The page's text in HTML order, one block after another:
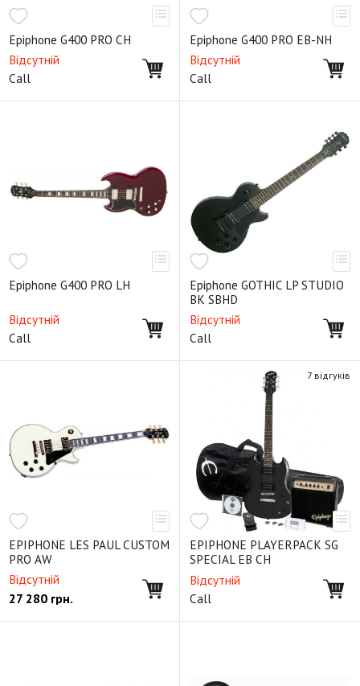
Epiphone G400 PRO CH
Відсутній
Call
Epiphone G400 PRO EB-NH
Відсутній
Call
Epiphone G400 PRO LH
Відсутній
Call
Epiphone GOTHIC LP STUDIO
BK SBHD
Відсутній
Call
EPIPHONE LES PAUL CUSTOM
PRO AW
Відсутній
27 280 грн.
EPIPHONE PLAYERPACK SG
SPECIAL EB CH
Відсутній
Call
7 відгуків